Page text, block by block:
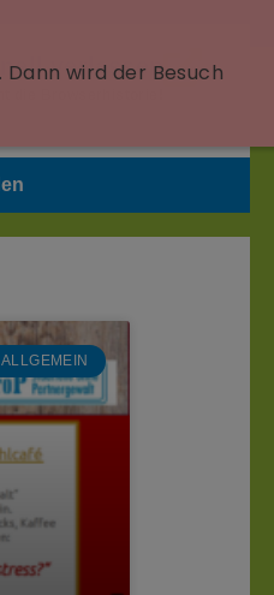
verlassen
ALLGEMEIN
wird der Besuch